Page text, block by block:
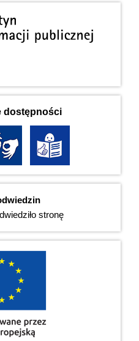
dostępności
stronę